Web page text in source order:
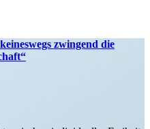
zwingend die